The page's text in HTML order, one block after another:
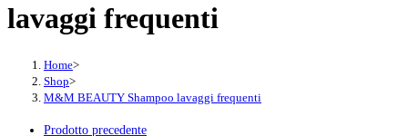
lavaggi frequenti
Home>
Shop>
M&M BEAUTY Shampoo lavaggi frequenti
Prodotto precedente